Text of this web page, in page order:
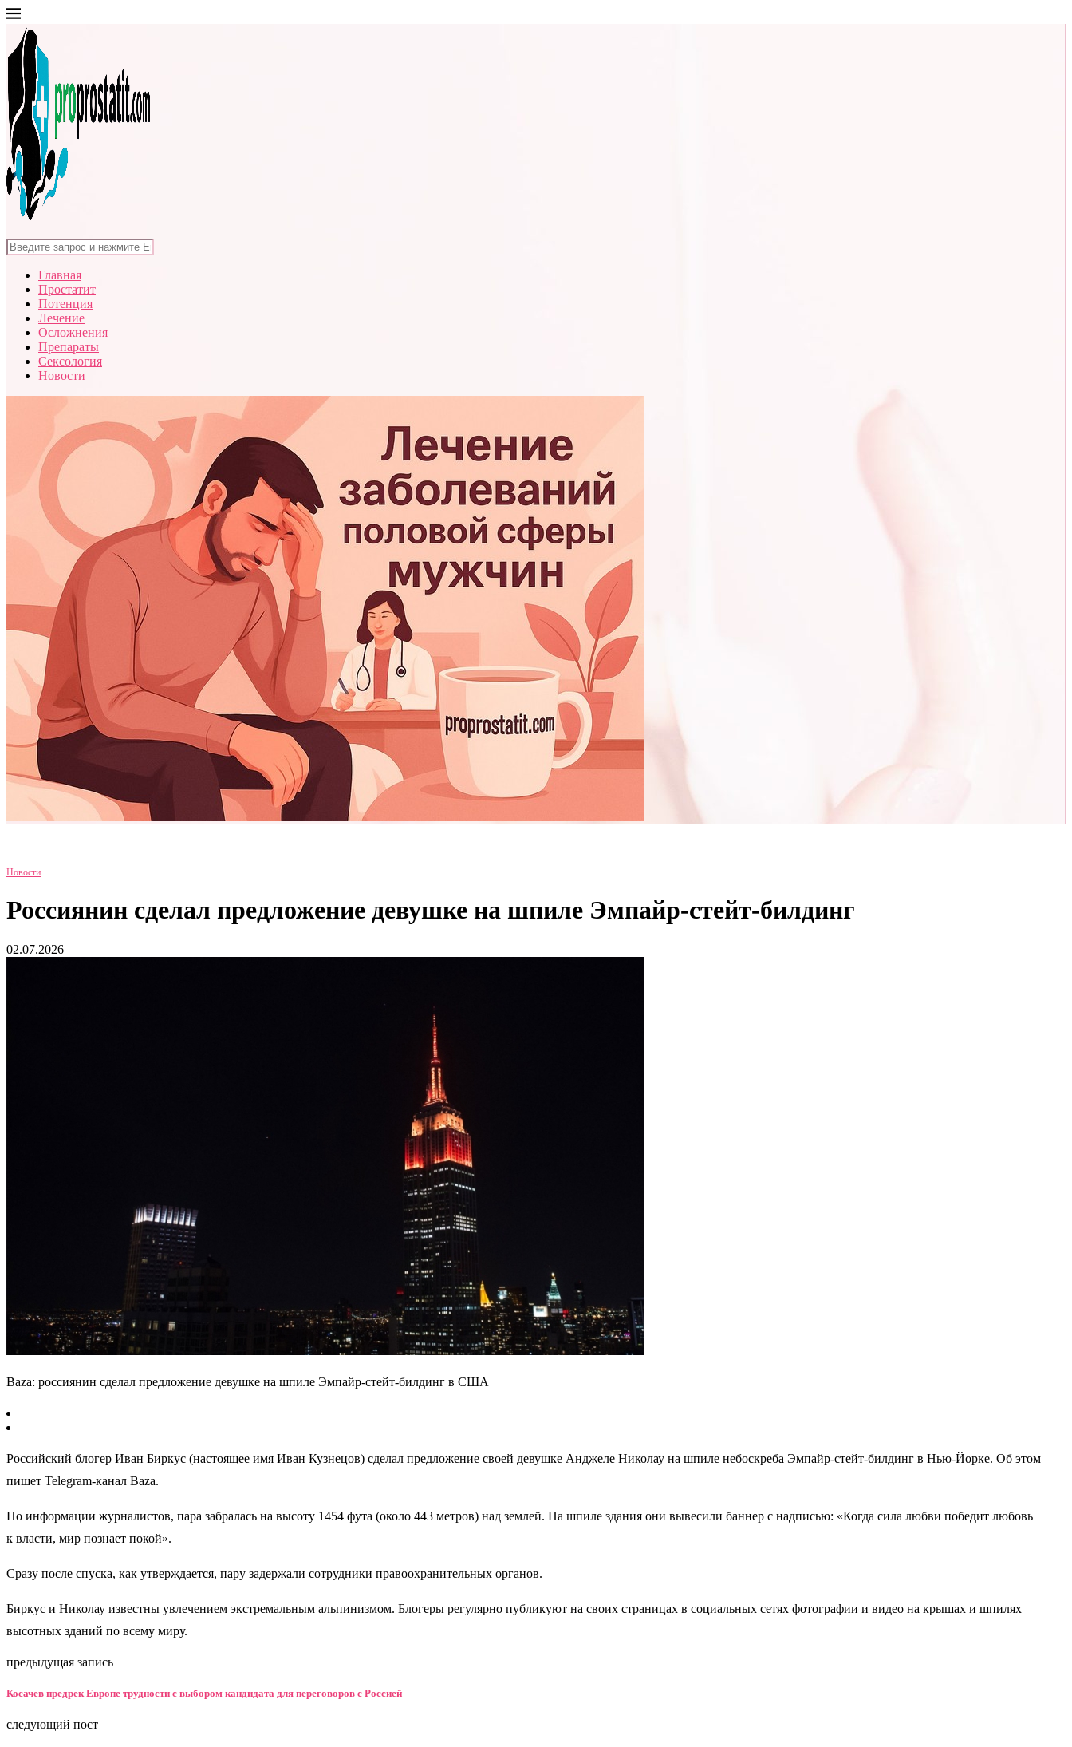
Главная
Простатит
Потенция
Лечение
Осложнения
Препараты
Сексология
Новости
Новости
Россиянин сделал предложение девушке на шпиле Эмпайр-стейт-билдинг
02.07.2026
Baza: россиянин сделал предложение девушке на шпиле Эмпайр-стейт-билдинг в США
Российский блогер Иван Биркус (настоящее имя Иван Кузнецов) сделал предложение своей девушке Анджеле Николау на шпиле небоскреба Эмпайр-стейт-билдинг в Нью-Йорке. Об этом
пишет Telegram-канал Baza.
По информации журналистов, пара забралась на высоту 1454 фута (около 443 метров) над землей. На шпиле здания они вывесили баннер с надписью: «Когда сила любви победит любовь
к власти, мир познает покой».
Сразу после спуска, как утверждается, пару задержали сотрудники правоохранительных органов.
Биркус и Николау известны увлечением экстремальным альпинизмом. Блогеры регулярно публикуют на своих страницах в социальных сетях фотографии и видео на крышах и шпилях
высотных зданий по всему миру.
предыдущая запись
Косачев предрек Европе трудности с выбором кандидата для переговоров с Россией
следующий пост